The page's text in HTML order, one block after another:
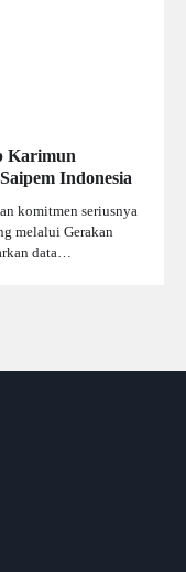
Karimun
Indonesia
komitmen seriusnya
melalui Gerakan
data…